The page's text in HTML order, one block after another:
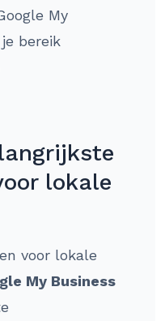
My
bereik
lokale
voor lokale
My Business